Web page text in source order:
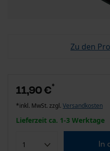
Zu den
11,90 €*
*inkl. MwSt. zzgl. Versandkosten
Lieferzeit ca. 1-3 Werktage
In